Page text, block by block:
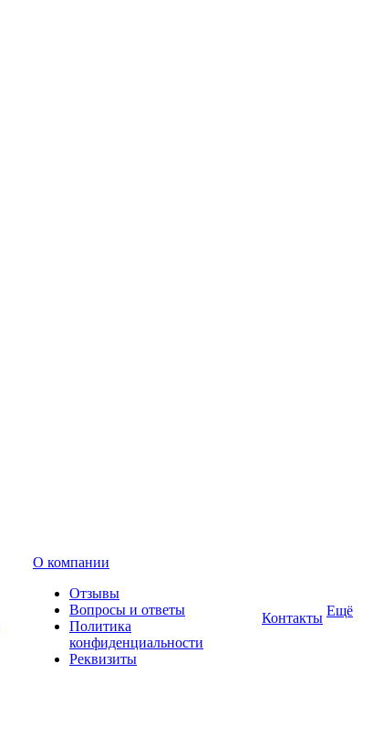
О компании
Отзывы
Вопросы и ответы
Политика
конфиденциальности
Реквизиты
Контакты Ещё